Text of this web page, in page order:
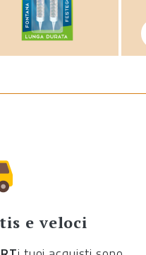
e veloci